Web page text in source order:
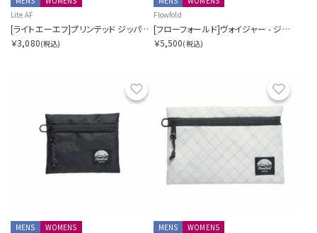
Lite AF
[ライトエーエフ]プリンテッド ジッパーポーチ AKA ハイカーウォレット
￥3,080(税込)
Flowfold
[フローフォールド]ヴォイジャー - ジッパーポーチ - M
￥5,500(税込)
お気に入り
MENS
WOMENS
MENS
WOMENS